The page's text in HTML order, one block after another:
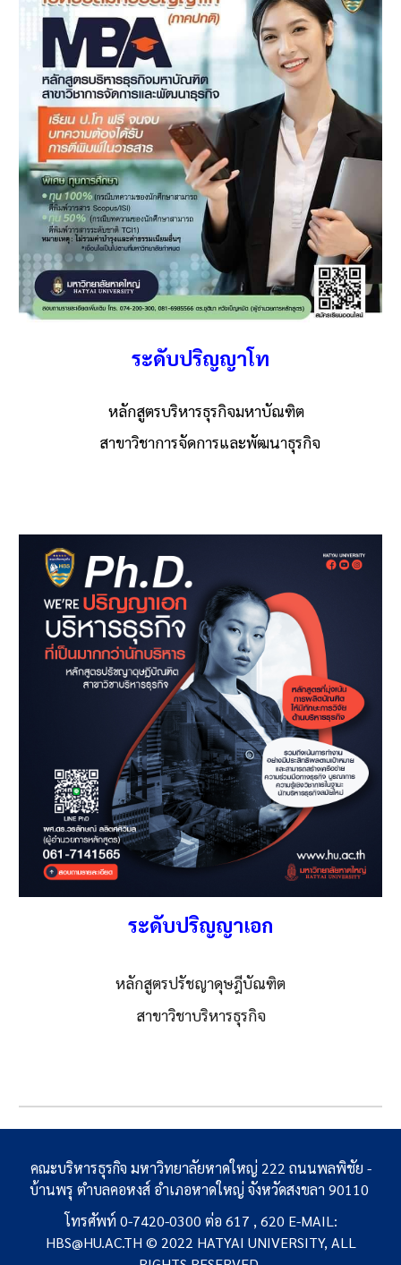
ระดับปริญญาโท
หลักสูตรบริหารธุรกิจมหาบัณฑิต
สาขาวิชาการจัดการและพัฒนาธุรกิจ
ระดับปริญญาเอก
หลักสูตรปรัชญาดุษฎีบัณฑิต
สาขาวิชาบริหารธุรกิจ
คณะบริหารธุรกิจ มหาวิทยาลัยหาดใหญ่ 222 ถนนพลพิชัย -
บ้านพรุ ตำบลคอหงส์ อำเภอหาดใหญ่ จังหวัดสงขลา 90110
โทรศัพท์ 0-7420-0300 ต่อ 617 , 620 E-MAIL:
HBS@HU.AC.TH © 2022 HATYAI UNIVERSITY, ALL